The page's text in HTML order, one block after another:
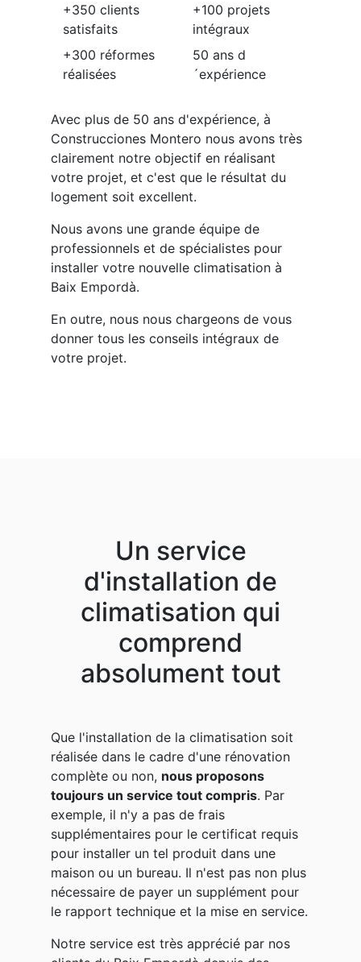
+350 clients
satisfaits
+100 projets
intégraux
+300 réformes
réalisées
50 ans d
´expérience
Avec plus de 50 ans d'expérience, à
Construcciones Montero nous avons très
clairement notre objectif en réalisant
votre projet, et c'est que le résultat du
logement soit excellent.
Nous avons une grande équipe de
professionnels et de spécialistes pour
installer votre nouvelle climatisation à
Baix Empordà.
En outre, nous nous chargeons de vous
donner tous les conseils intégraux de
votre projet.
Un service
d'installation de
climatisation qui
comprend
absolument tout
Que l'installation de la climatisation soit
réalisée dans le cadre d'une rénovation
complète ou non, nous proposons
toujours un service tout compris. Par
exemple, il n'y a pas de frais
supplémentaires pour le certificat requis
pour installer un tel produit dans une
maison ou un bureau. Il n'est pas non plus
nécessaire de payer un supplément pour
le rapport technique et la mise en service.
Notre service est très apprécié par nos